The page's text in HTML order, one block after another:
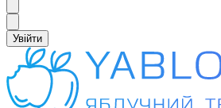
Увійти